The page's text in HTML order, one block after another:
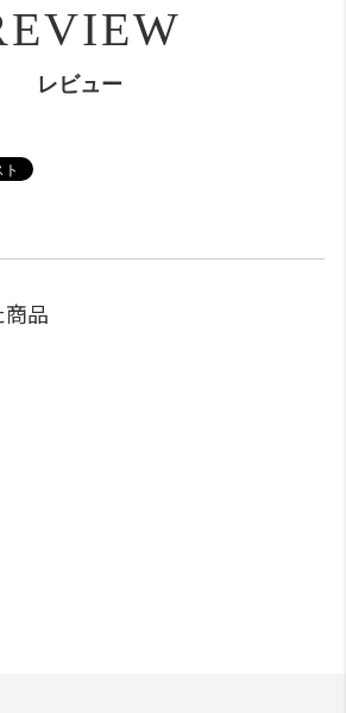
レビュー
品